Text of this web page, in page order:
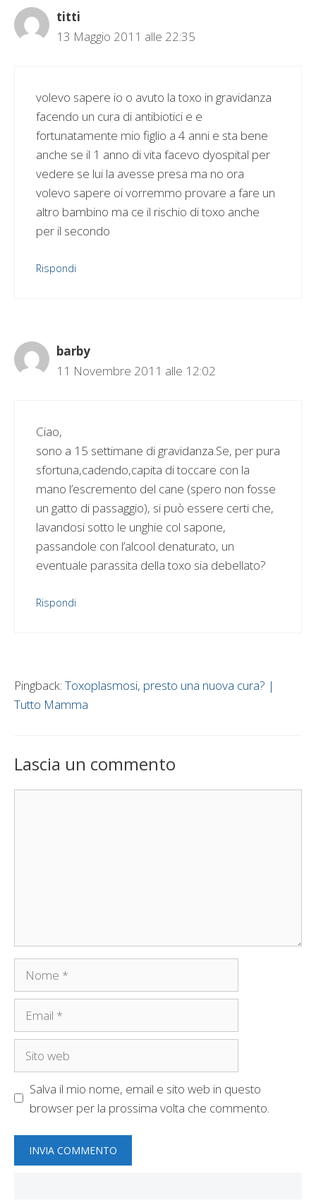
titti
13 Maggio 2011 alle 22:35
volevo sapere io o avuto la toxo in gravidanza
facendo un cura di antibiotici e e
fortunatamente mio figlio a 4 anni e sta bene
anche se il 1 anno di vita facevo dyospital per
vedere se lui la avesse presa ma no ora
volevo sapere oi vorremmo provare a fare un
altro bambino ma ce il rischio di toxo anche
per il secondo
Rispondi
barby
11 Novembre 2011 alle 12:02
Ciao,
sono a 15 settimane di gravidanza.Se, per pura
sfortuna,cadendo,capita di toccare con la
mano l’escremento del cane (spero non fosse
un gatto di passaggio), si può essere certi che,
lavandosi sotto le unghie col sapone,
passandole con l’alcool denaturato, un
eventuale parassita della toxo sia debellato?
Rispondi
Pingback: Toxoplasmosi, presto una nuova cura? |
Tutto Mamma
Lascia un commento
Salva il mio nome, email e sito web in questo
browser per la prossima volta che commento.